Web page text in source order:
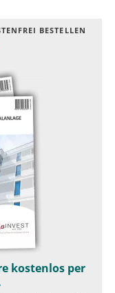
BESTELLEN
kostenlos per